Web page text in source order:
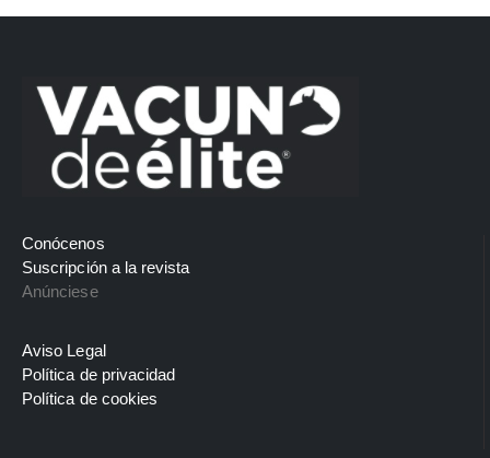
Conócenos
Suscripción a la revista
Anúnciese
Aviso Legal
Política de privacidad
Política de cookies